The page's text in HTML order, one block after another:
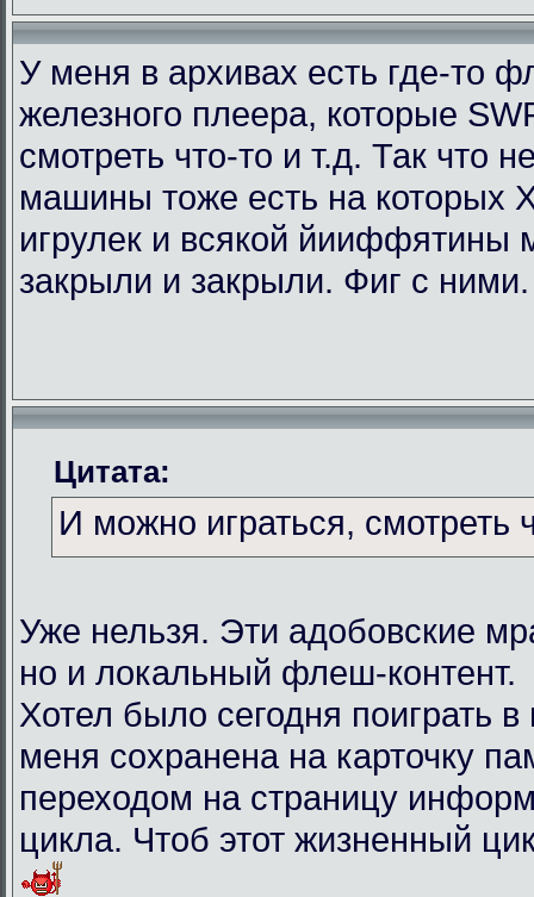
У меня в архивах есть где-то
железного плеера, которые
смотреть что-то и т.д. Так что
машины тоже есть на которых
игрулек и всякой
закрыли и закрыли. Фиг с ними.
Цитата:
И можно играться, смотреть
Уже нельзя. Эти адобовские
но и локальный флеш-контент.
Хотел было сегодня поиграть
меня сохранена на карточку
переходом на страницу
цикла. Чтоб этот жизненный